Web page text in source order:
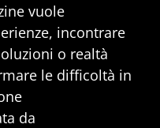
vuole
incontrare
o realtà
le difficoltà in
da